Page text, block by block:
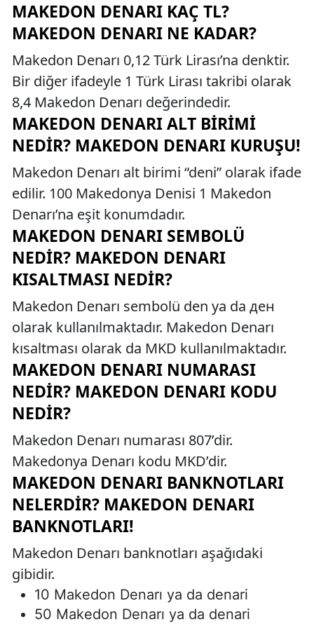
MAKEDON DENARI KAÇ TL?
MAKEDON DENARI NE KADAR?
Makedon Denarı 0,12 Türk Lirası’na denktir.
Bir diğer ifadeyle 1 Türk Lirası takribi olarak
8,4 Makedon Denarı değerindedir.
MAKEDON DENARI ALT BIRIMI
NEDIR? MAKEDON DENARI KURUŞU!
Makedon Denarı alt birimi “deni” olarak ifade
edilir. 100 Makedonya Denisi 1 Makedon
Denarı’na eşit konumdadır.
MAKEDON DENARI SEMBOLÜ
NEDIR? MAKEDON DENARI
KISALTMASI NEDIR?
Makedon Denarı sembolü den ya da ден
olarak kullanılmaktadır. Makedon Denarı
kısaltması olarak da MKD kullanılmaktadır.
MAKEDON DENARI NUMARASI
NEDIR? MAKEDON DENARI KODU
NEDIR?
Makedon Denarı numarası 807’dir.
Makedonya Denarı kodu MKD’dir.
MAKEDON DENARI BANKNOTLARI
NELERDIR? MAKEDON DENARI
BANKNOTLARI!
Makedon Denarı banknotları aşağıdaki
gibidir.
10 Makedon Denarı ya da denari
50 Makedon Denarı ya da denari